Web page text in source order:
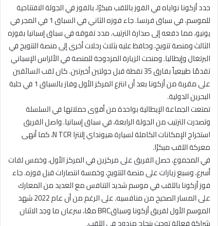
حدد أزكونا نواياه في الفوز باللقب مبكرًا، بالفوز في الجولة الافتتاحية
للموسم، في سباق فرنسا. جاء فوزه الثاني في السباق 1 في المجر في
يونيو، مما دفعه إلى صدارة الترتيب. مدد تفوقه في سباق إسبانيا بفوزه
الثالث ومنصة تتويج، وحافظ عليه بثلاث رحلات أخرى إلى منصة التتويج في
البرتغال وإيطاليا. ومنحت الزيارة المزدوجة للمنصة في الألزاس الإسباني
تقدمًا طبيعياً بفارق 35 نقطة قبل جولتين أخيرتين. كان لقب السائقين
على مقربة من أزكونا بعد أن انتزع المركز الأول وفاز بالسباق 1 في حلبة
البحرين الدولية.
تمتعت الجماعة الإيطالية بواحدة من أقوى حملاتها في السلسلة
وتصدرت الترتيب من الجولة الرابعة، في سباق إسبانيا. واصل الفريق
استخراج الإمكانات الكاملة لسيارة هيونداي إلنترا N TCR، كما أنهى
معركة اللقب مبكرًا.
في المجموع، حصل الفريق على مركزين في المركز الأول، وخمس لفات
أسرع، وسبع زيارات على منصة التتويج، وخمسة انتصارات قبل فوزه. جاء
فوز أزكونا باللقب في موسم شديد التنافس مع العديد من المعارك
على المسار الصحيح من منافسيه. على الرغم من أن عام 2022 شهد
الموسم الأول لفريق أزكونا وسباقBRC معًا، سرعان ما وجد الاثنان